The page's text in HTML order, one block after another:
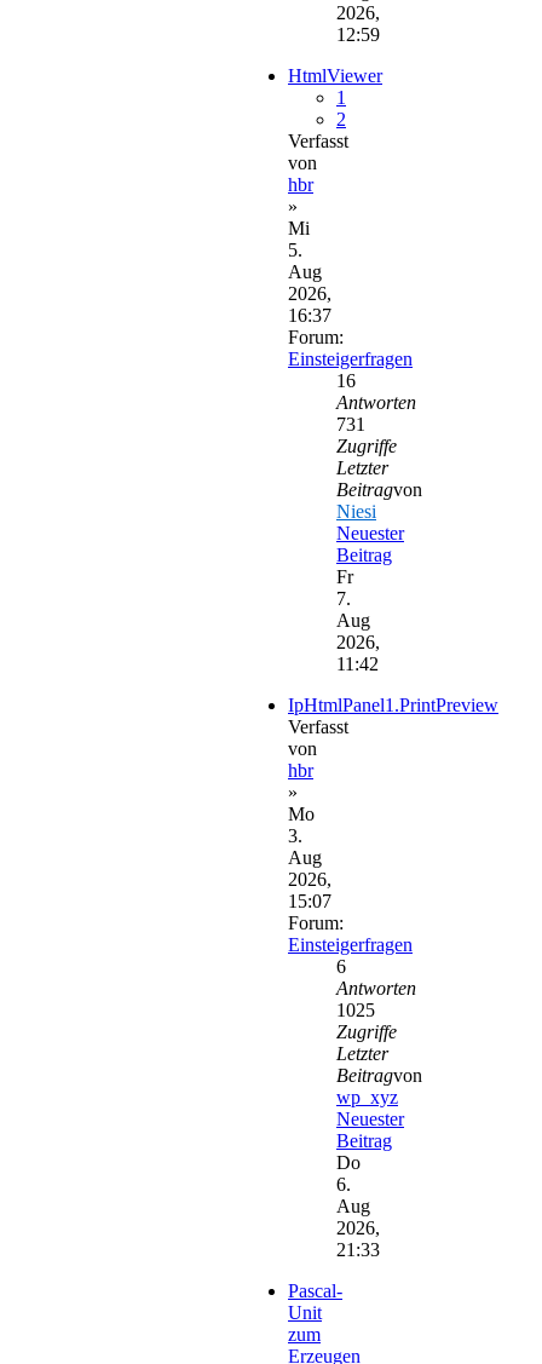
2026,
12:59
HtmlViewer
1
2
Verfasst
von
hbr
»
Mi
5.
Aug
2026,
16:37
Forum:
Einsteigerfragen
16
Antworten
731
Zugriffe
Letzter
Beitragvon
Niesi
Neuester
Beitrag
Fr
7.
Aug
2026,
11:42
IpHtmlPanel1.PrintPreview
Verfasst
von
hbr
»
Mo
3.
Aug
2026,
15:07
Forum:
Einsteigerfragen
6
Antworten
1025
Zugriffe
Letzter
Beitragvon
wp_xyz
Neuester
Beitrag
Do
6.
Aug
2026,
21:33
Pascal-
Unit
zum
Erzeugen